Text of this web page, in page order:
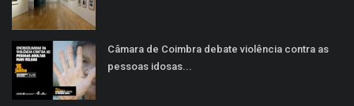
Câmara de Coimbra debate violência contra as
pessoas idosas...